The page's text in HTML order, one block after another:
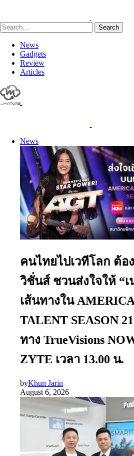
Search
News
Gadgets
Review
Articles
News
คนไทยไปเวทีโลก ต้อ
วิชั่นส์ ชวนส่งใจให้ “
เส้นทางใน
TALENT SEASON
ทาง TrueVisions
ZYTE เวลา 13.00 น.
byKhun Jarin
August 6, 2026